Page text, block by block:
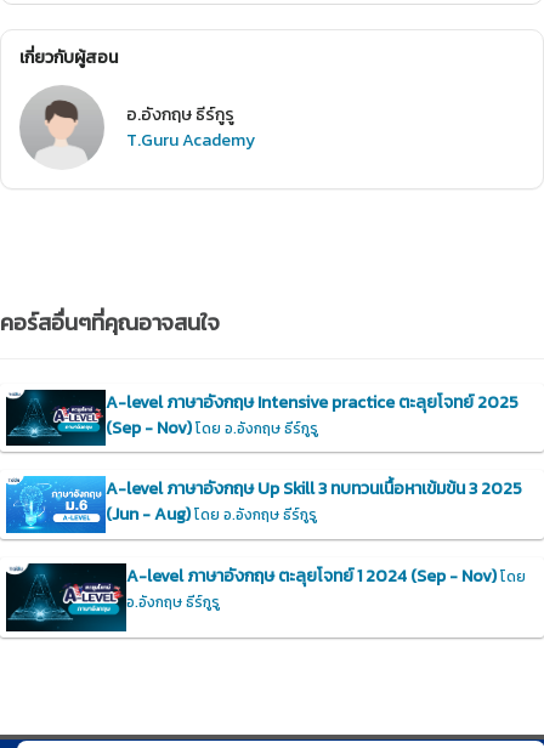
เกี่ยวกับผู้สอน
อ.อังกฤษ ธีร์กูรู
T.Guru Academy
คอร์สอื่นๆที่คุณอาจสนใจ
A-level ภาษาอังกฤษ Intensive practice ตะลุยโจทย์ 2025
(Sep - Nov)โดย อ.อังกฤษ ธีร์กูรู
A-level ภาษาอังกฤษ Up Skill 3 ทบทวนเนื้อหาเข้มข้น 3 2025
(Jun - Aug)โดย อ.อังกฤษ ธีร์กูรู
A-level ภาษาอังกฤษ ตะลุยโจทย์ 1 2024 (Sep - Nov)โดย
อ.อังกฤษ ธีร์กูรู